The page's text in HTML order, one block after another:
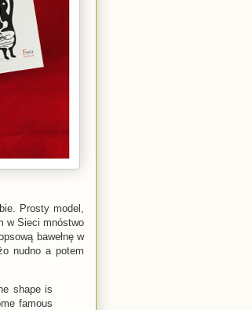
Prosty model,
w Sieci mnóstwo
bawełnę w
nudno a potem
shape is
famous